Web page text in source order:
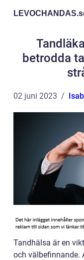
LEVOCHANDAS.
betrodda
02 juni 2023
Tandhälsa är en
och välbefinnande.